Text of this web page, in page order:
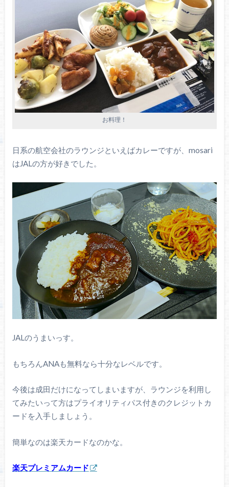
お料理！
日系の航空会社のラウンジといえばカレーですが、mosari
はJALの方が好きでした。
JALのうまいっす。
もちろんANAも無料なら十分なレベルです。
今後は成田だけになってしまいますが、ラウンジを利用し
てみたいって方はプライオリティパス付きのクレジットカ
ードを入手しましょう。
簡単なのは楽天カードなのかな。
楽天プレミアムカード